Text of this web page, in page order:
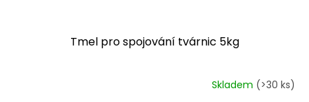
Tmel pro spojování tvárnic 5kg
Skladem (>30 ks)